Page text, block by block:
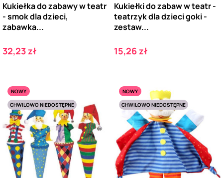
Kukiełka do zabawy w teatr
- smok dla dzieci,
zabawka...
Cena
32,23 zł
Kukiełki do zabaw w teatr -
teatrzyk dla dzieci goki -
zestaw...
Cena
15,26 zł
NOWY
CHWILOWO NIEDOSTĘPNE
NOWY
CHWILOWO NIEDOSTĘPNE